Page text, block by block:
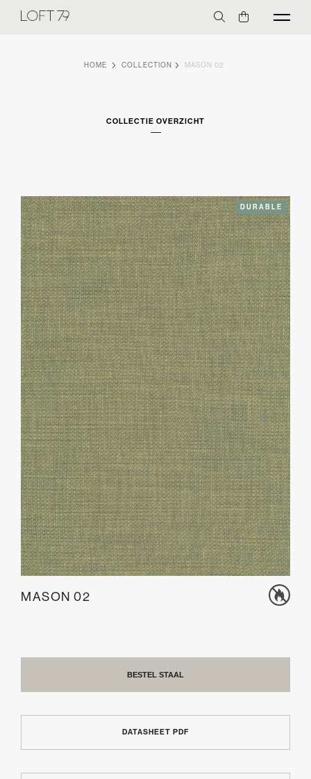
HOME COLLECTION MASON 02
COLLECTIE OVERZICHT
DURABLE
MASON 02
BESTEL STAAL
DATASHEET PDF